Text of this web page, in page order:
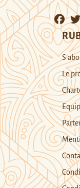
Le